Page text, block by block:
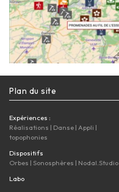
Plan du site
Expériences :
Réalisations | Danse | Appli |
topophonies
Dispositifs
Orbes | Sonosphères | Nodal.Studio
Labo